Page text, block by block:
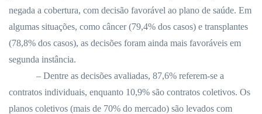
negada a cobertura, com decisão favorável ao plano de saúde. Em
algumas situações, como câncer (79,4% dos casos) e transplantes
(78,8% dos casos), as decisões foram ainda mais favoráveis em
segunda instância.
– Dentre as decisões avaliadas, 87,6% referem-se a
contratos individuais, enquanto 10,9% são contratos coletivos. Os
planos coletivos (mais de 70% do mercado) são levados com